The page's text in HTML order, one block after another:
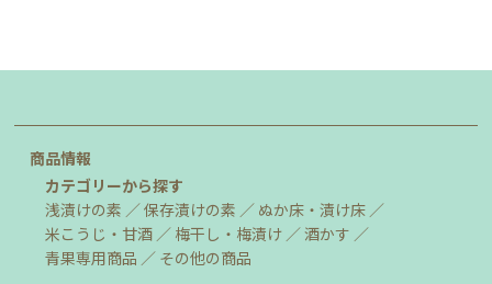
商品情報
カテゴリーから探す
浅漬けの素
保存漬けの素
ぬか床・漬け床
米こうじ・甘酒
梅干し・梅漬け
酒かす
青果専用商品
その他の商品